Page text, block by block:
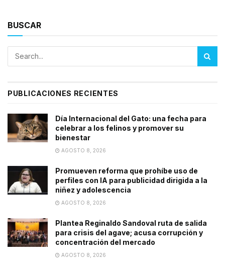
BUSCAR
PUBLICACIONES RECIENTES
Día Internacional del Gato: una fecha para
celebrar a los felinos y promover su
bienestar
AGOSTO 8, 2026
Promueven reforma que prohíbe uso de
perfiles con IA para publicidad dirigida a la
niñez y adolescencia
AGOSTO 8, 2026
Plantea Reginaldo Sandoval ruta de salida
para crisis del agave; acusa corrupción y
concentración del mercado
AGOSTO 8, 2026